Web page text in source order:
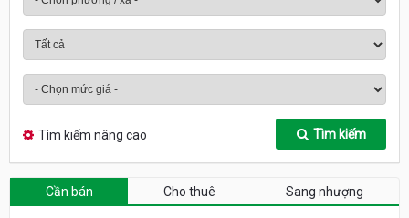
Tìm kiếm nâng cao Tìm kiếm
Cần bán Cho thuê Sang nhượng